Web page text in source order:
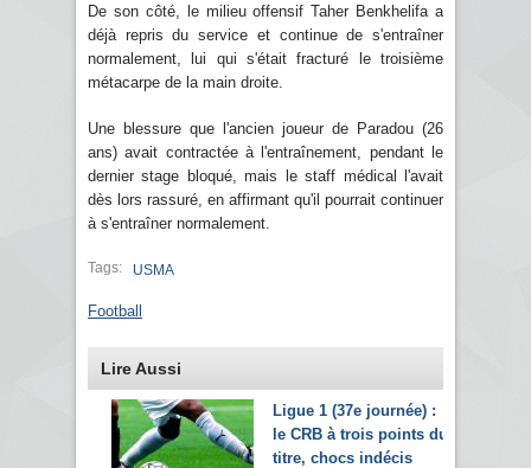
De son côté, le milieu offensif Taher Benkhelifa a
déjà repris du service et continue de s'entraîner
normalement, lui qui s'était fracturé le troisième
métacarpe de la main droite.
Une blessure que l'ancien joueur de Paradou (26
ans) avait contractée à l'entraînement, pendant le
dernier stage bloqué, mais le staff médical l'avait
dès lors rassuré, en affirmant qu'il pourrait continuer
à s'entraîner normalement.
Tags: USMA
Football
Lire Aussi
Ligue 1 (37e journée) :
le CRB à trois points du
titre, chocs indécis